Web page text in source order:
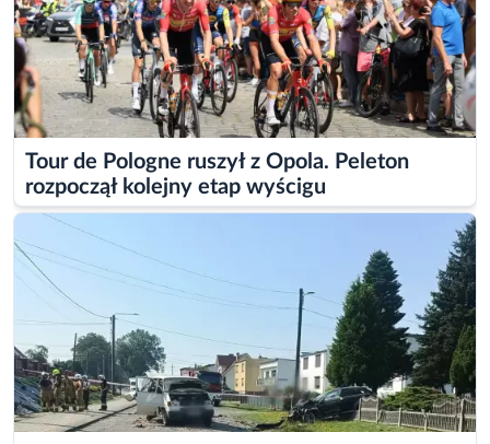
Tour de Pologne ruszył z Opola. Peleton
rozpoczął kolejny etap wyścigu